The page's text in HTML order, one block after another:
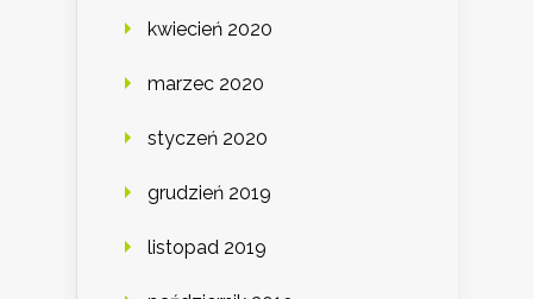
kwiecień 2020
marzec 2020
styczeń 2020
grudzień 2019
listopad 2019